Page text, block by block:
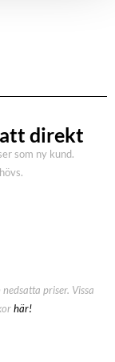
direkt
som ny kund.
priser. Vissa
här!